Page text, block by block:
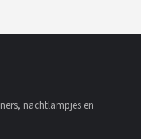
nachtlampjes en